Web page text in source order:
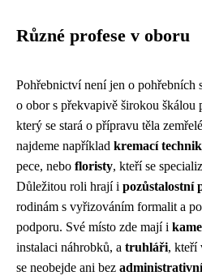
Různé profese v oboru
Pohřebnictví není jen o pohřebních
o obor s překvapivě širokou škálou
který se stará o přípravu těla
najdeme například kremací
pece, nebo floristy, kteří se
Důležitou roli hrají i pozůstalostní
rodinám s vyřizováním formalit a
podporu. Své místo zde mají i
instalaci náhrobků, a truhláři, kteří
se neobejde ani bez